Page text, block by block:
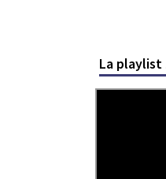
La playlist